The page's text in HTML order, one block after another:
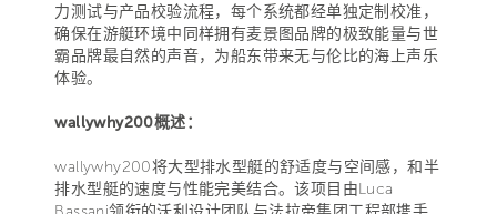
力测试与产品校验流程，每个系统都经单独定制校准，
确保在游艇环境中同样拥有麦景图品牌的极致能量与世
霸品牌最自然的声音，为船东带来无与伦比的海上声乐
体验。
wallywhy200概述：
wallywhy200将大型排水型艇的舒适度与空间感，和半
排水型艇的速度与性能完美结合。该项目由Luca